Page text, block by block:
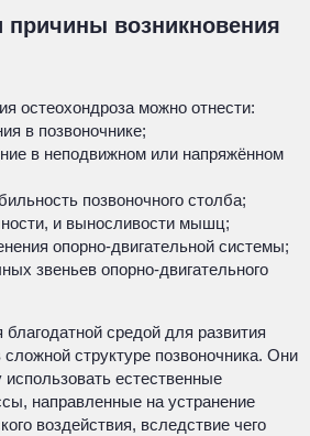
причины возникновения
остеохондроза можно отнести:
в позвоночнике;
в неподвижном или напряжённом
позвоночного столба;
и выносливости мышц;
опорно-двигательной системы;
звеньев опорно-двигательного
средой для развития
структуре позвоночника. Они
естественные
направленные на устранение
воздействия, вследствие чего